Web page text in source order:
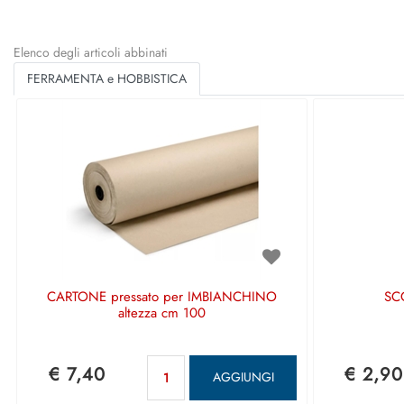
Elenco degli articoli abbinati
FERRAMENTA e HOBBISTICA
CARTONE pressato per IMBIANCHINO
altezza cm 100
€ 7,40 AGGIUNGI € 2,90